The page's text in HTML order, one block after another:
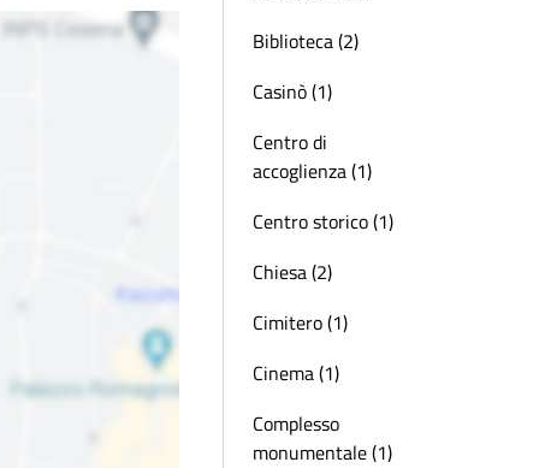
Biblioteca (2)
Casinò (1)
Centro di
accoglienza (1)
Centro storico (1)
Chiesa (2)
Cimitero (1)
Cinema (1)
Complesso
monumentale (1)